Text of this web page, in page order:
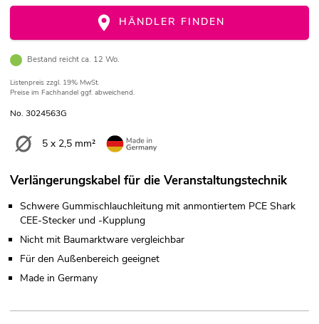
HÄNDLER FINDEN
Bestand reicht ca. 12 Wo.
Listenpreis zzgl. 19% MwSt.
Preise im Fachhandel ggf. abweichend.
No. 3024563G
5 x 2,5 mm²
Verlängerungskabel für die Veranstaltungstechnik
Schwere Gummischlauchleitung mit anmontiertem PCE Shark
CEE-Stecker und -Kupplung
Nicht mit Baumarktware vergleichbar
Für den Außenbereich geeignet
Made in Germany